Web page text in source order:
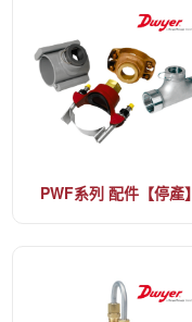
PWF系列 配件【停產】